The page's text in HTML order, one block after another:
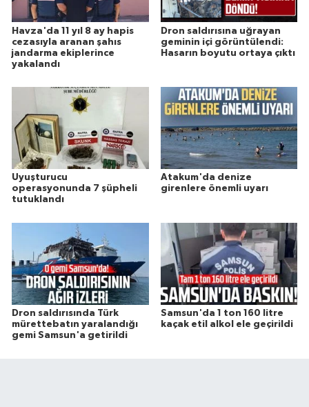
Havza'da 11 yıl 8 ay hapis
cezasıyla aranan şahıs
jandarma ekiplerince
yakalandı
Dron saldırısına uğrayan
geminin içi görüntülendi:
Hasarın boyutu ortaya çıktı
Uyuşturucu
operasyonunda 7 şüpheli
tutuklandı
Atakum'da denize
girenlere önemli uyarı
Dron saldırısında Türk
mürettebatın yaralandığı
gemi Samsun'a getirildi
Samsun'da 1 ton 160 litre
kaçak etil alkol ele geçirildi